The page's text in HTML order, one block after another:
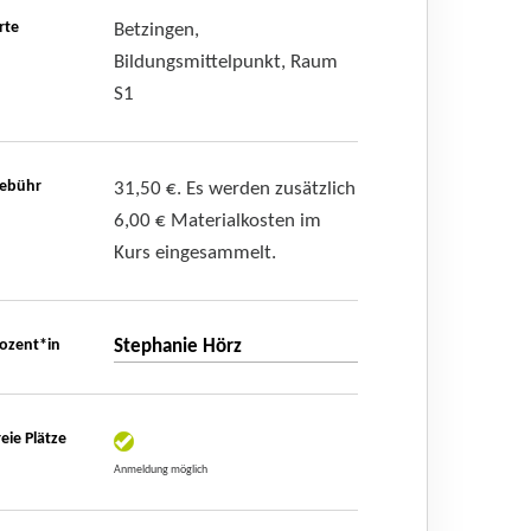
Betzingen,
Bildungsmittelpunkt, Raum
S1
31,50 €. Es werden zusätzlich
6,00 € Materialkosten im
Kurs eingesammelt.
Stephanie Hörz
Plätze
Anmeldung möglich